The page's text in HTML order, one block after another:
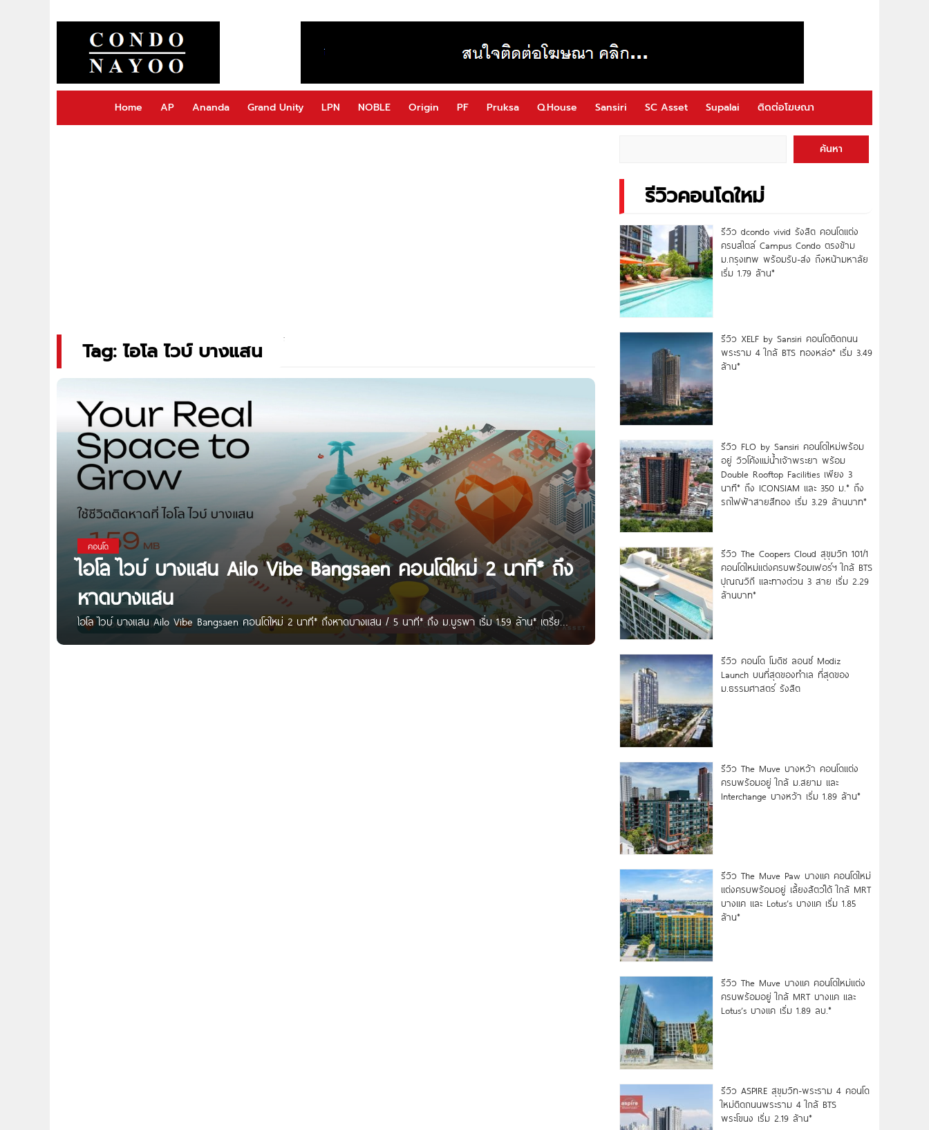
Home AP Ananda Grand Unity LPN NOBLE Origin PF Pruksa Q.House Sansiri SC Asset Supalai ติดต่อโฆษณา
Tag: ไอโล ไวบ์ บางแสน
คอนโด
ไอโล ไวบ์ บางแสน Ailo Vibe Bangsaen คอนโดใหม่ 2 นาที* ถึง
หาดบางแสน
ไอโล ไวบ์ บางแสน Ailo Vibe Bangsaen คอนโดใหม่ 2 นาที* ถึงหาดบางแสน / 5 นาที* ถึง ม.บูรพา เริ่ม 1.59 ล้าน* เตรียม
พบกับ ‘Ailo Vibe บางแสน‘ คอนโดใหม่ล่าสุดจาก บริษัท ทองแท้ แอสเสท จำกัด โครงการตั้งอยู่บนถนนลงหาดบางแสน
ค้นหา
รีวิวคอนโดใหม่
รีวิว dcondo vivid รังสิต คอนโดแต่ง
ครบสไตล์ Campus Condo ตรงข้าม
ม.กรุงเทพ พร้อมรับ-ส่ง ถึงหน้ามหาลัย
เริ่ม 1.79 ล้าน*
รีวิว XELF by Sansiri คอนโดติดถนน
พระราม 4 ใกล้ BTS ทองหล่อ* เริ่ม 3.49
ล้าน*
รีวิว FLO by Sansiri คอนโดใหม่พร้อม
อยู่ วิวโค้งแม่น้ำเจ้าพระยา พร้อม
Double Rooftop Facilities เพียง 3
นาที* ถึง ICONSIAM และ 350 ม.* ถึง
รถไฟฟ้าสายสีทอง เริ่ม 3.29 ล้านบาท*
รีวิว The Coopers Cloud สุขุมวิท 101/1
คอนโดใหม่แต่งครบพร้อมเฟอร์ฯ ใกล้ BTS
ปุณณวิถี และทางด่วน 3 สาย เริ่ม 2.29
ล้านบาท*
รีวิว คอนโด โมดิซ ลอนซ์ Modiz
Launch บนที่สุดของทำเล ที่สุดของ
ม.ธรรมศาสตร์ รังสิต
รีวิว The Muve บางหว้า คอนโดแต่ง
ครบพร้อมอยู่ ใกล้ ม.สยาม และ
Interchange บางหว้า เริ่ม 1.89 ล้าน*
รีวิว The Muve Paw บางแค คอนโดใหม่
แต่งครบพร้อมอยู่ เลี้ยงสัตว์ได้ ใกล้ MRT
บางแค และ Lotus’s บางแค เริ่ม 1.85
ล้าน*
รีวิว The Muve บางแค คอนโดใหม่แต่ง
ครบพร้อมอยู่ ใกล้ MRT บางแค และ
Lotus’s บางแค เริ่ม 1.89 ลบ.*
รีวิว ASPIRE สุขุมวิท-พระราม 4 คอนโด
ใหม่ติดถนนพระราม 4 ใกล้ BTS
พระโขนง เริ่ม 2.19 ล้าน*